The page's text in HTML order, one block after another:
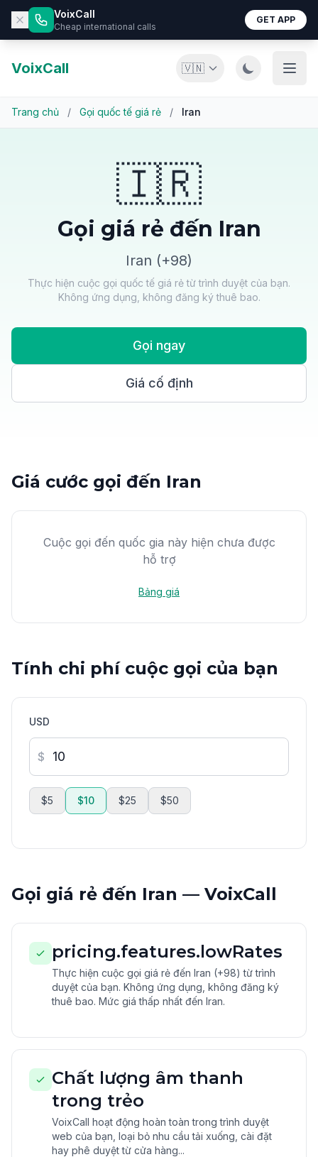
VoixCall
Cheap international calls
GET APP
VoixCall 🇻🇳
Trang chủ / Gọi quốc tế giá rẻ / Iran
🇮🇷
Gọi giá rẻ đến Iran
Iran (+98)
Thực hiện cuộc gọi quốc tế giá rẻ từ trình duyệt của bạn.
Không ứng dụng, không đăng ký thuê bao.
Gọi ngay
Giá cố định
Giá cước gọi đến Iran
Cuộc gọi đến quốc gia này hiện chưa được
hỗ trợ
Bảng giá
Tính chi phí cuộc gọi của bạn
USD
$
$5 $10 $25 $50
Gọi giá rẻ đến Iran — VoixCall
pricing.features.lowRates
Thực hiện cuộc gọi giá rẻ đến Iran (+98) từ trình
duyệt của bạn. Không ứng dụng, không đăng ký
thuê bao. Mức giá thấp nhất đến Iran.
Chất lượng âm thanh
trong trẻo
VoixCall hoạt động hoàn toàn trong trình duyệt
web của bạn, loại bỏ nhu cầu tải xuống, cài đặt
hay phê duyệt từ cửa hàng...